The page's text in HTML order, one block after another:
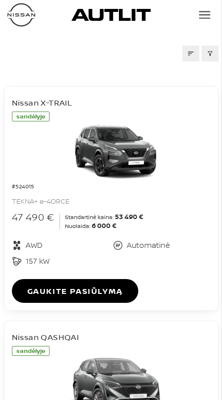
sandėlyje
#524015
Nissan X-TRAIL
TEKNA+ e-4ORCE
47 490 € Standartinė kaina: 53 490 €
Nuolaida: 6 000 €
AWD
Automatinė
157 kW
GAUKITE PASIŪLYMĄ
sandėlyje
Nissan QASHQAI